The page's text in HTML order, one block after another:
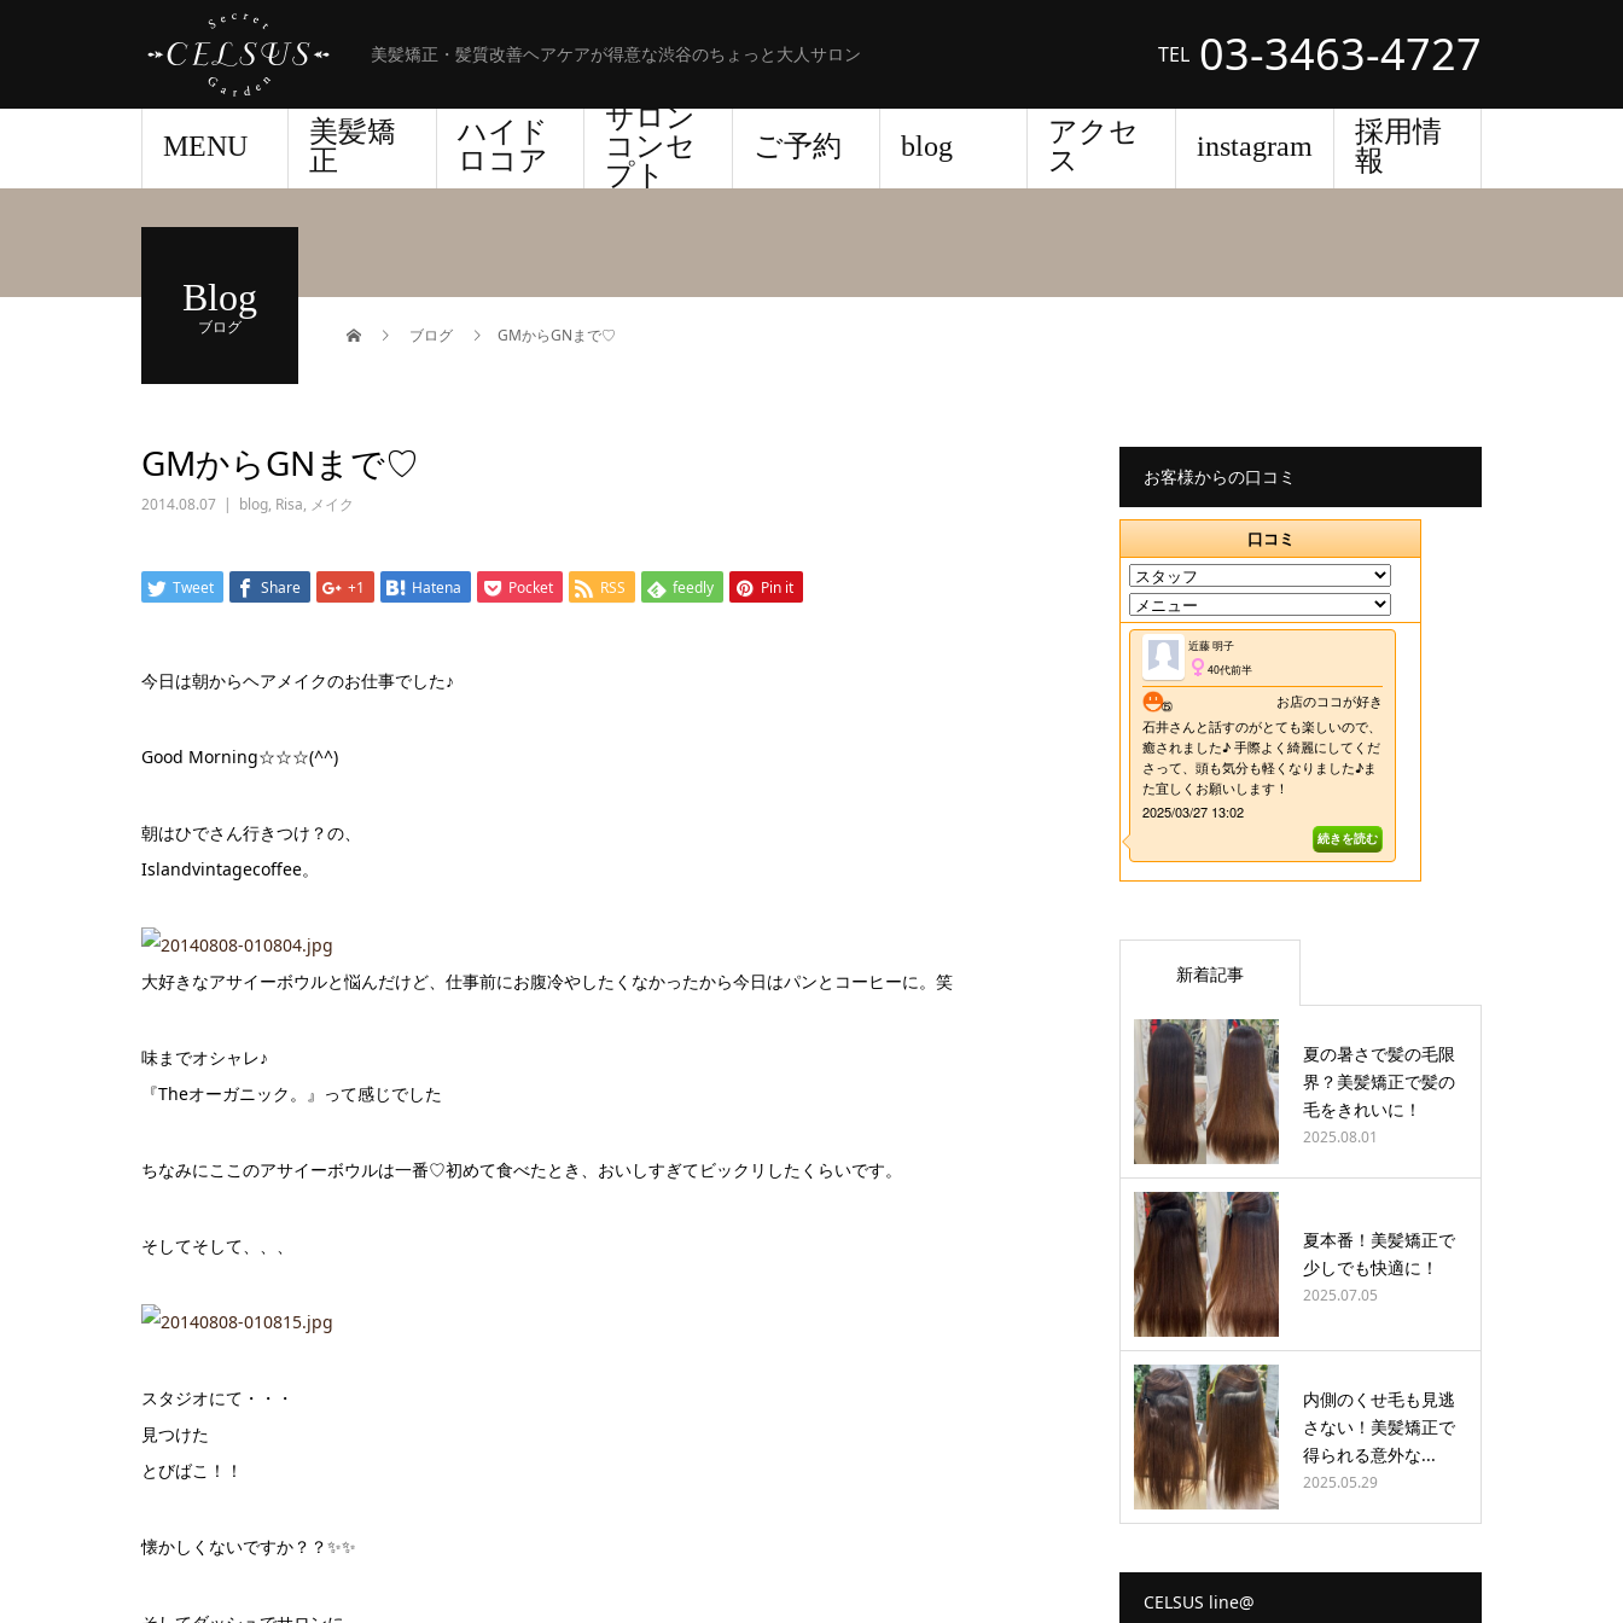
美髪矯正・髪質改善ヘアケアが得意な渋谷のちょっと大人サロン TEL 03-3463-4727
MENU
美髪矯
正
ハイド
ロコア
サロン
コンセ
プト
ご予約 blog
アクセ
ス
instagram
採用情
報
Blog
ブログ ブログ GMからGNまで♡
GMからGNまで♡
2014.08.07 blog, Risa, メイク
Tweet Share +1 Hatena Pocket RSS feedly Pin it
今日は朝からヘアメイクのお仕事でした♪
Good Morning☆☆☆(^^)
朝はひでさん行きつけ？の、
Islandvintagecoffee。
大好きなアサイーボウルと悩んだけど、仕事前にお腹冷やしたくなかったから今日はパンとコーヒーに。笑
味までオシャレ♪
『Theオーガニック。』って感じでした
ちなみにここのアサイーボウルは一番♡初めて食べたとき、おいしすぎてビックリしたくらいです。
そしてそして、、、
スタジオにて・・・
見つけた
とびばこ！！
懐かしくないですか？？✨✨
お客様からの口コミ
新着記事
夏の暑さで髪の毛限
界？美髪矯正で髪の
毛をきれいに！
2025.08.01
夏本番！美髪矯正で
少しでも快適に！
2025.07.05
内側のくせ毛も見逃
さない！美髪矯正で
得られる意外な...
2025.05.29
CELSUS line@